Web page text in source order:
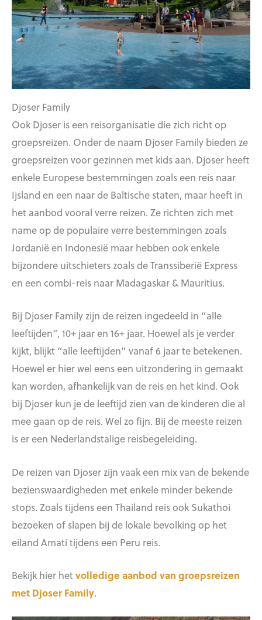
Djoser Family
Ook Djoser is een reisorganisatie die zich richt op
groepsreizen. Onder de naam Djoser Family bieden ze
groepsreizen voor gezinnen met kids aan. Djoser heeft
enkele Europese bestemmingen zoals een reis naar
Ijsland en een naar de Baltische staten, maar heeft in
het aanbod vooral verre reizen. Ze richten zich met
name op de populaire verre bestemmingen zoals
Jordanië en Indonesië maar hebben ook enkele
bijzondere uitschieters zoals de Transsiberië Express
en een combi-reis naar Madagaskar & Mauritius.
Bij Djoser Family zijn de reizen ingedeeld in “alle
leeftijden”, 10+ jaar en 16+ jaar. Hoewel als je verder
kijkt, blijkt “alle leeftijden” vanaf 6 jaar te betekenen.
Hoewel er hier wel eens een uitzondering in gemaakt
kan worden, afhankelijk van de reis en het kind. Ook
bij Djoser kun je de leeftijd zien van de kinderen die al
mee gaan op de reis. Wel zo fijn. Bij de meeste reizen
is er een Nederlandstalige reisbegeleiding.
De reizen van Djoser zijn vaak een mix van de bekende
bezienswaardigheden met enkele minder bekende
stops. Zoals tijdens een Thailand reis ook Sukathoi
bezoeken of slapen bij de lokale bevolking op het
eiland Amati tijdens een Peru reis.
Bekijk hier hetvolledige aanbod van groepsreizen
met Djoser Family.